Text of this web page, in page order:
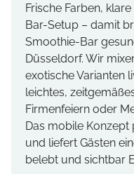
Frische Farben,
Bar-Setup – damit
Smoothie-Bar
Düsseldorf. Wir
exotische Varianten
leichtes,
Firmenfeiern oder
Das mobile Konzept
und liefert Gästen
belebt und sichtbar